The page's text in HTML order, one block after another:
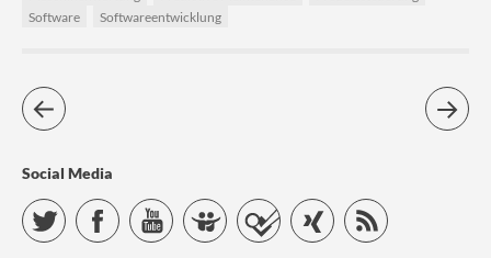
Software
Softwareentwicklung
Social Media
Twitter Facebook YouTube Slideshare FoursquareXing